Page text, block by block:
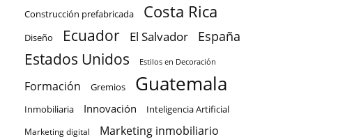
Construcción prefabricada Costa Rica
Diseño Ecuador El Salvador España
Estados Unidos Estilos en Decoración
Formación Gremios Guatemala
Inmobiliaria Innovación Inteligencia Artificial
Marketing digital Marketing inmobiliario